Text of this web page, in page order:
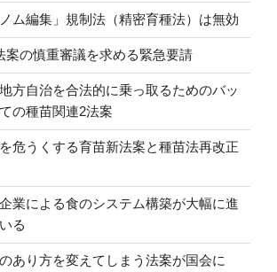
ム編集」規制法（精密育種法）は無効
案の慎重審議を求める緊急要請
方自治を合法的に乗っ取るためのバッ
の種苗関連2法案
危うくする育苗新法案と種苗法再改正
業による食のシステム構築が大幅に進
る
あり方を変えてしまう法案が国会に